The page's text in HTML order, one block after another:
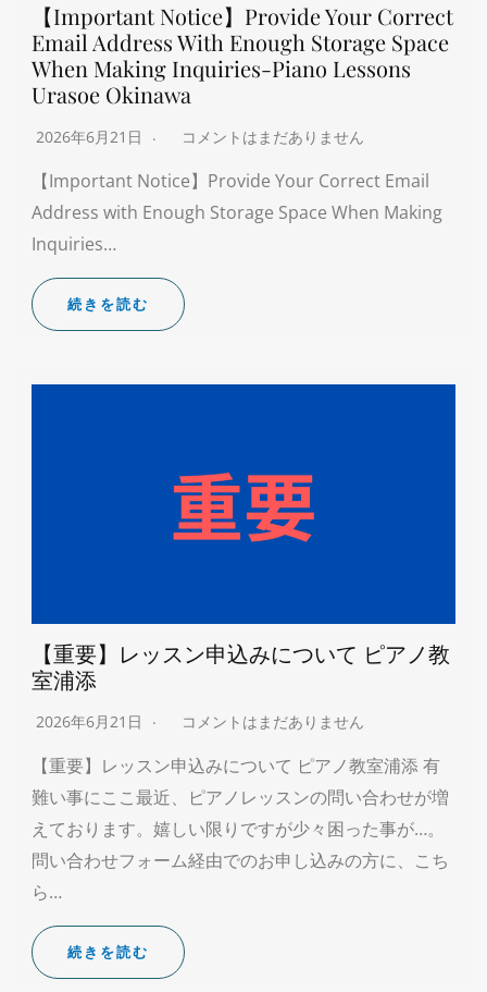
【Important Notice】Provide Your Correct
Email Address With Enough Storage Space
When Making Inquiries-Piano Lessons
Urasoe Okinawa
2026年6月21日 コメントはまだありません
【Important Notice】Provide Your Correct Email
Address with Enough Storage Space When Making
Inquiries…
続きを読む
【重要】レッスン申込みについて ピアノ教
室浦添
2026年6月21日 コメントはまだありません
【重要】レッスン申込みについて ピアノ教室浦添 有
難い事にここ最近、ピアノレッスンの問い合わせが増
えております。嬉しい限りですが少々困った事が…。
問い合わせフォーム経由でのお申し込みの方に、こち
ら…
続きを読む